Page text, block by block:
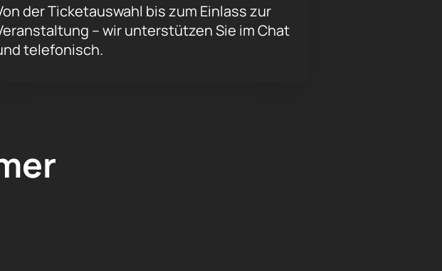
der Ticketauswahl bis zum Einlass zur
– wir unterstützen Sie im Chat
telefonisch.